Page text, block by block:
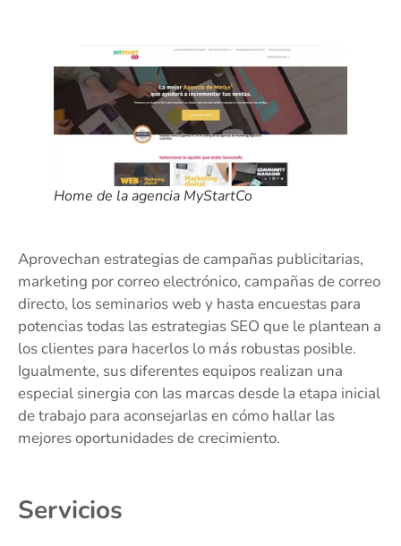
Home de la agencia MyStartCo
Aprovechan estrategias de campañas publicitarias,
marketing por correo electrónico, campañas de correo
directo, los seminarios web y hasta encuestas para
potencias todas las estrategias SEO que le plantean a
los clientes para hacerlos lo más robustas posible.
Igualmente, sus diferentes equipos realizan una
especial sinergia con las marcas desde la etapa inicial
de trabajo para aconsejarlas en cómo hallar las
mejores oportunidades de crecimiento.
Servicios